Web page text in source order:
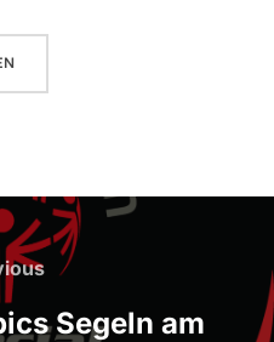
Previous
Segeln am